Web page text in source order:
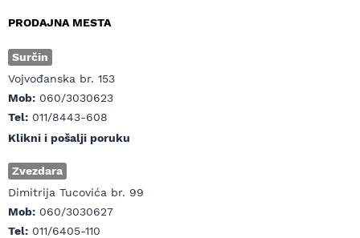
PRODAJNA MESTA
Surčin
Vojvođanska br. 153
Mob: 060/3030623
Tel: 011/8443-608
Klikni i pošalji poruku
Zvezdara
Dimitrija Tucovića br. 99
Mob: 060/3030627
Tel: 011/6405-110